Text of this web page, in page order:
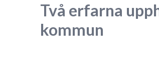
Två erfarna
kommun